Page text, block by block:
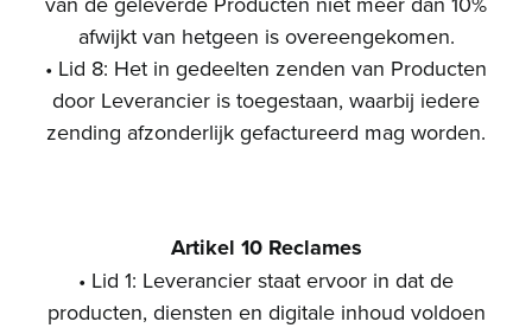
afwijkt van hetgeen is overeengekomen.
• Lid 8: Het in gedeelten zenden van Producten
door Leverancier is toegestaan, waarbij iedere
zending afzonderlijk gefactureerd mag worden.
Artikel 10 Reclames
• Lid 1: Leverancier staat ervoor in dat de
producten, diensten en digitale inhoud voldoen